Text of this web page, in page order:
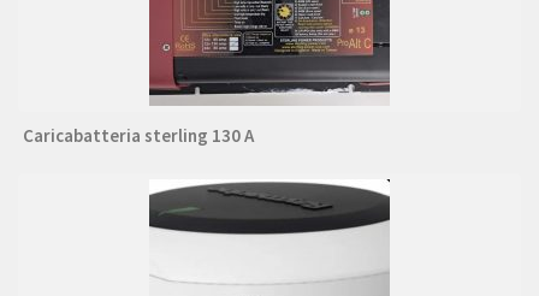
Caricabatteria sterling 130 A